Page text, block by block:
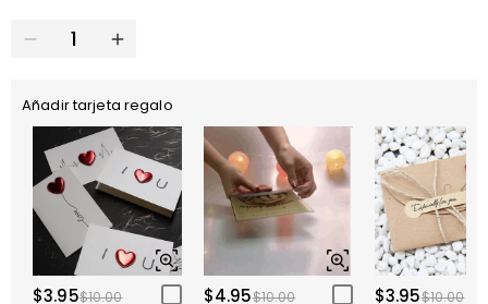
Añadir tarjeta regalo
$3.95$10.00 $4.95$10.00 $3.95$10.00